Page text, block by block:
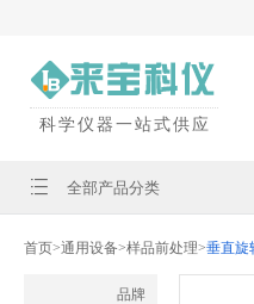
科学仪器一站式供应
全部产品分类
首页>通用设备>样品前处理>垂直旋
品牌